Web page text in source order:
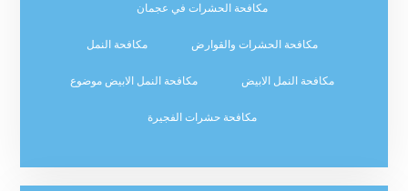
مكافحة الحشرات في عجمان
مكافحة الحشرات والقوارض مكافحة النمل
مكافحة النمل الابيض مكافحة النمل الابيض موضوع
مكافحة حشرات الفجيرة